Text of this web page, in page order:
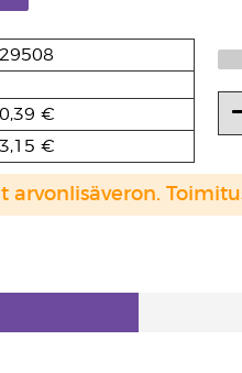
€
€
arvonlisäveron.